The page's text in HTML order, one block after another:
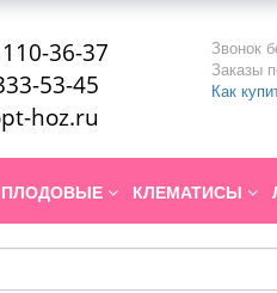
36-37
53-45
hoz.ru
Звонок
Заказы
Как
ПЛОДОВЫЕ КЛЕМАТИСЫ